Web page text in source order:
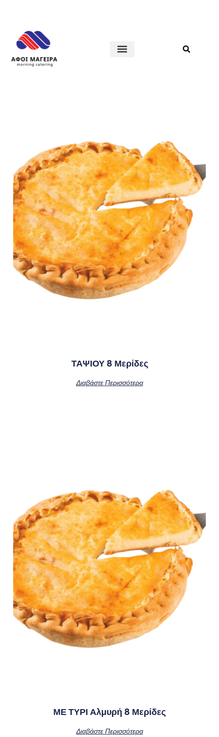
ΤΑΨΙΟΥ 8 Μερίδες
Διαβάστε Περισσότερα
ΜΕ ΤΥΡΙ Αλμυρή 8 Μερίδες
Διαβάστε Περισσότερα